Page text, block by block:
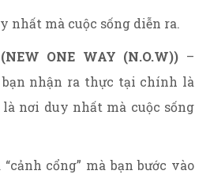
nhất mà cuộc sống diễn ra.
ONE WAY (N.O.W)) –
nhận ra thực tại chính là
nơi duy nhất mà cuộc sống
cổng” mà bạn bước vào